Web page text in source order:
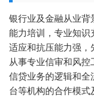
银行业及金融从业背
能力培训，专业知识
适应和抗压能力强，
从事专业信审和风
信贷业务的逻辑和
台等机构的合作模